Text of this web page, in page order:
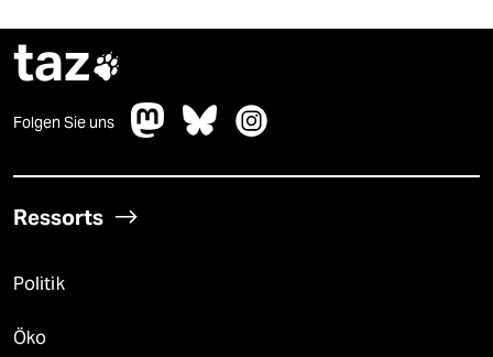
taz
Folgen Sie uns
Ressorts
Politik
Öko